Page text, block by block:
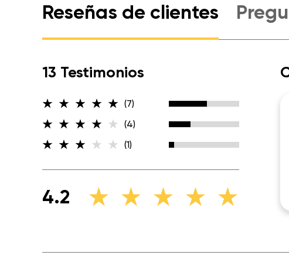
Reseñas de clientes
13 Testimonios
(7)
(4)
(1)
4.2